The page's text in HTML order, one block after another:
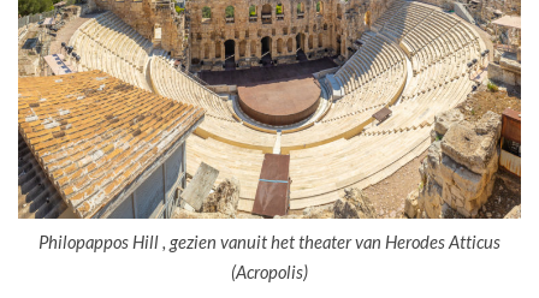
Philopappos Hill , gezien vanuit het theater van Herodes Atticus
(Acropolis)